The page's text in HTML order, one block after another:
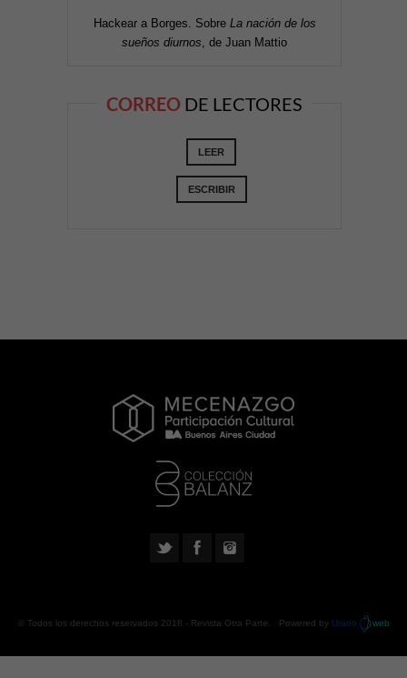
Hackear a Borges. Sobre La nación de los
sueños diurnos , de Juan Mattio
CORREO DE LECTORES
LEER
ESCRIBIR
© Todos los derechos reservados 2018 - Revista Otra Parte . Powered by Urano web